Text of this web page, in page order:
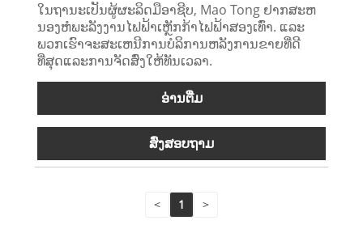
ໃນຖານະເປັນຜູ້ຜະລິດມືອາຊີບ, Mao Tong ຢາກສະຫ
ນອງຫໍພະລັງງານໄຟຟ້າເຫຼັກກ້າໄຟຟ້າສອງເທົ່າ. ແລະ
ພວກເຮົາຈະສະເຫນີການບໍລິການຫລັງການຂາຍທີ່ດີ
ທີ່ສຸດແລະການຈັດສົ່ງໃຫ້ທັນເວລາ.
ອ່ານ​ຕື່ມ
ສົ່ງສອບຖາມ
< 1 >